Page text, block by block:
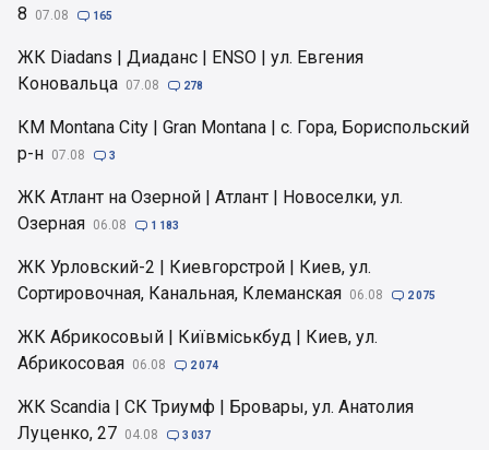
8
07.08  165
ЖК Diadans | Диаданс | ENSO | ул. Евгения
Коновальца 07.08  278
КМ Montana City | Gran Montana | с. Гора, Бориспольский
р-н 07.08  3
ЖК Атлант на Озерной | Атлант | Новоселки, ул.
Озерная 06.08  1 183
ЖК Урловский-2 | Киевгорстрой | Киев, ул.
Сортировочная, Канальная, Клеманская 06.08  2 075
ЖК Абрикосовый | Київміськбуд | Киев, ул.
Абрикосовая 06.08  2 074
ЖК Scandia | СК Триумф | Бровары, ул. Анатолия
Луценко, 27 04.08  3 037